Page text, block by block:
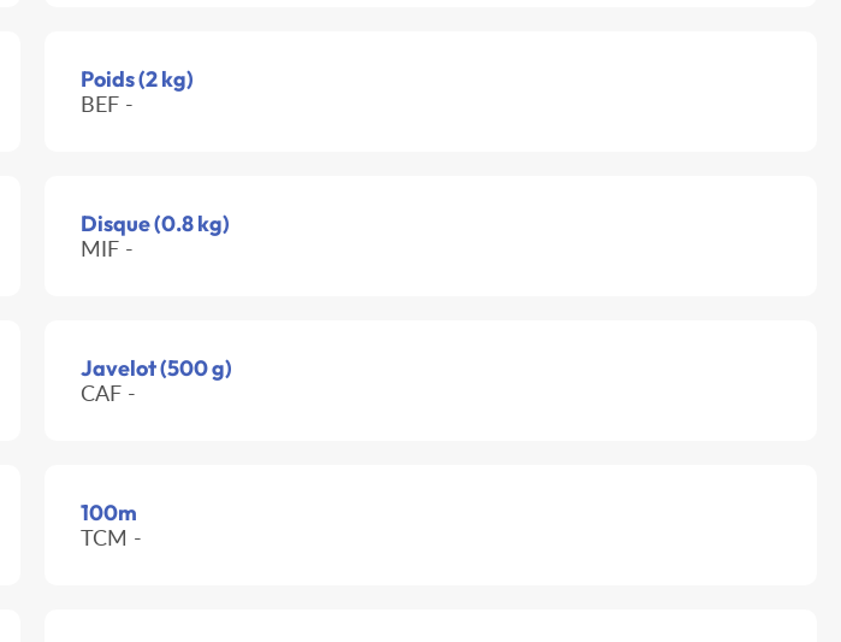
Poids (2 kg)
BEF -
Disque (0.8 kg)
MIF -
Javelot (500 g)
CAF -
100m
TCM -